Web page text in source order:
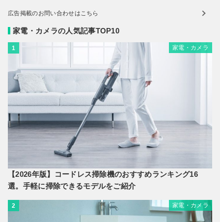
広告掲載のお問い合わせはこちら
家電・カメラの人気記事TOP10
1 家電・カメラ
【2026年版】コードレス掃除機のおすすめランキング16
選。手軽に掃除できるモデルをご紹介
2 家電・カメラ